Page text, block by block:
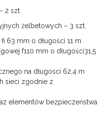
2 szt
żelbetowych – 3 szt.
63 mm o długości 11 m
f110 mm o długości31,5
na długości 62,4 m
sieci zgodnie z
elementów bezpieczeństwa